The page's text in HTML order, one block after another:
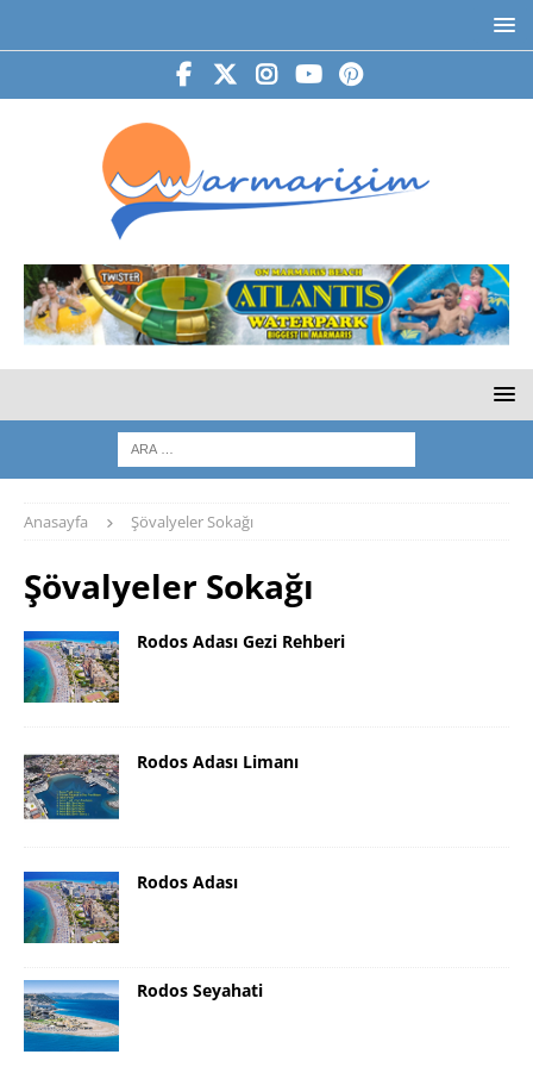
Anasayfa Şövalyeler Sokağı
Şövalyeler Sokağı
Rodos Adası Gezi Rehberi
Rodos Adası Limanı
Rodos Adası
Rodos Seyahati